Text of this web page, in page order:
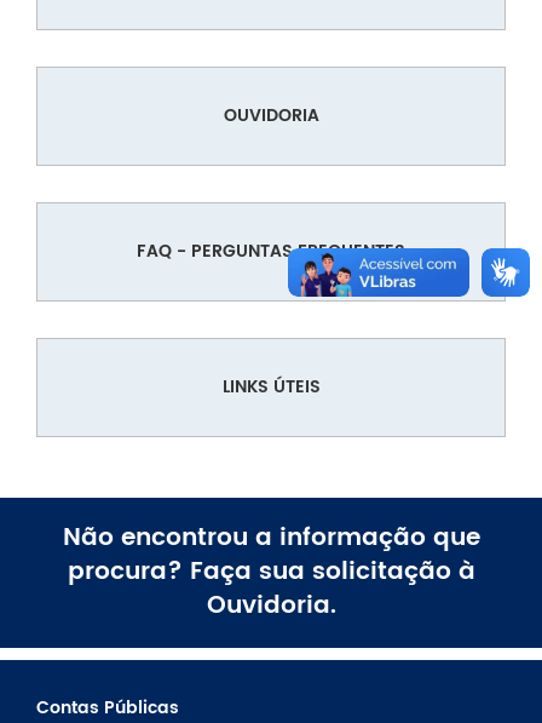
OUVIDORIA
FAQ - PERGUNTAS FREQUENTES
LINKS ÚTEIS
Não encontrou a informação que
procura? Faça sua solicitação à
Ouvidoria.
Contas Públicas